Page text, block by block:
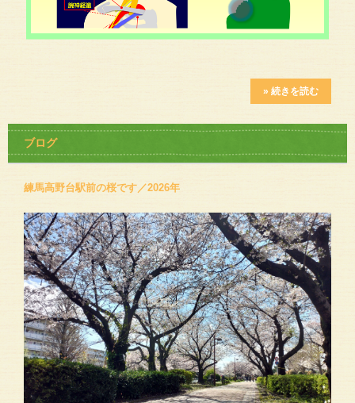
» 続きを読む
ブログ
練馬高野台駅前の桜です／2026年